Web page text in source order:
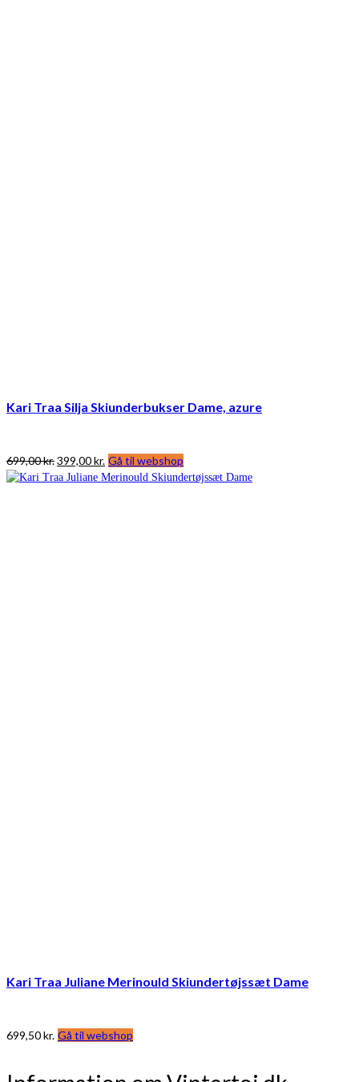
Kari Traa Silja Skiunderbukser Dame, azure
699,00kr.Den
oprindelige
399,00kr. Den
aktuelle
Gå til webshop
Kari Traa Juliane Merinould Skiundertøjssæt Dame
699,50kr. Gå til webshop